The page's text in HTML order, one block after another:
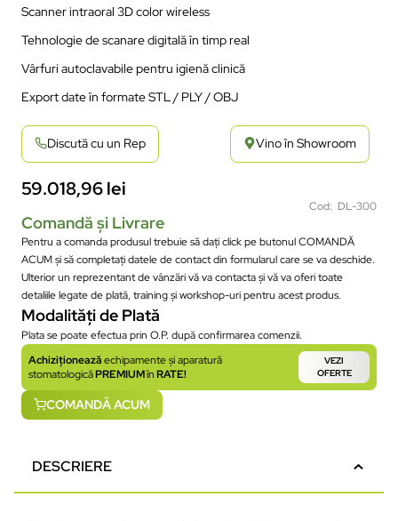
Scanner intraoral 3D color wireless
Tehnologie de scanare digitală în timp real
Vârfuri autoclavabile pentru igienă clinică
Export date în formate STL / PLY / OBJ
Discută cu un Rep Vino în Showroom
59.018,96lei
Cod: DL-300
Comandă și Livrare
Pentru a comanda produsul trebuie să dați click pe butonul COMANDĂ
ACUM și să completați datele de contact din formularul care se va deschide.
Ulterior un reprezentant de vânzări vă va contacta și vă va oferi toate
detaliile legate de plată, training și workshop-uri pentru acest produs.
Modalități de Plată
Plata se poate efectua prin O.P. după confirmarea comenzii.
Achiziționeazăechipamente și aparatură
stomatologicăPREMIUMînRATE!
VEZI
OFERTE
COMANDĂ ACUM
DESCRIERE